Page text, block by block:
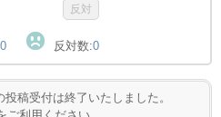
0 反対数:0
稿受付は終了いたしました。